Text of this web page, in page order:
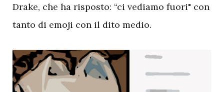
Drake, che ha risposto: “ci vediamo fuori" con
tanto di emoji con il dito medio.